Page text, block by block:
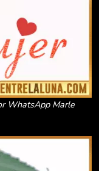
WhatsApp Marle